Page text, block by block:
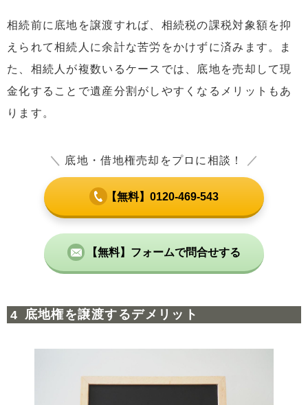
相続前に底地を譲渡すれば、相続税の課税対象額を抑
えられて相続人に余計な苦労をかけずに済みます。ま
た、相続人が複数いるケースでは、底地を売却して現
金化することで遺産分割がしやすくなるメリットもあ
ります。
＼ 底地・借地権売却をプロに相談！ ／
【無料】0120-469-543
【無料】フォームで問合せする
底地権を譲渡するデメリット